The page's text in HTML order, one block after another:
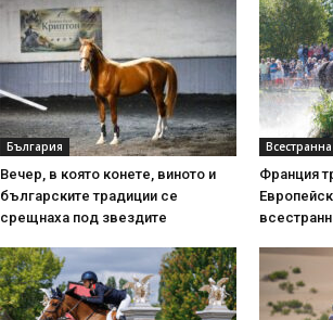
България
Вечер, в която конете, виното и
българските традиции се
срещнаха под звездите
Франция